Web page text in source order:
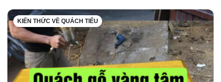
KIẾN THỨC VỀ QUÁCH TIỂU